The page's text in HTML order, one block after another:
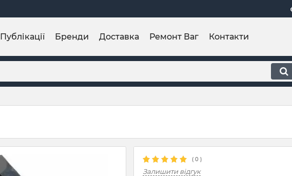
Публікації Бренди Доставка Ремонт Ваг Контакти
( 0 )
Залишити відгук